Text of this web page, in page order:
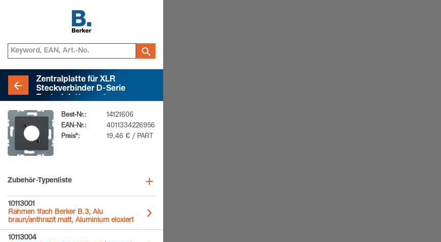
Zentralplatte für XLR
Steckverbinder D-Serie
Best-Nr.:
14121606
EAN-Nr.:
4011334226956
Preis*:
19,46 € / PART
Zubehör-Typenliste
10113001
Rahmen 1fach Berker B.3, Alu
braun/anthrazit matt, Aluminium eloxiert
10113004